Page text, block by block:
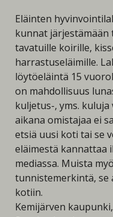
Eläinten
kunnat
tavatuille koirille,
harrastuseläimille.
löytöeläintä 15
on mahdollisuus
kuljetus-, yms. kuluja
aikana omistajaa ei
etsiä uusi koti tai se
eläimestä kannattaa
mediassa. Muista
tunnistemerkintä, se
kotiin.
Kemijärven